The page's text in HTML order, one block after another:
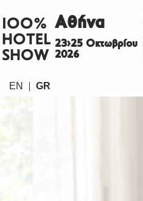
ΙΟΟ%
HOTEL
SHOW
Αθήνα
23>25 Οκτωβρίου
2026
EN GR